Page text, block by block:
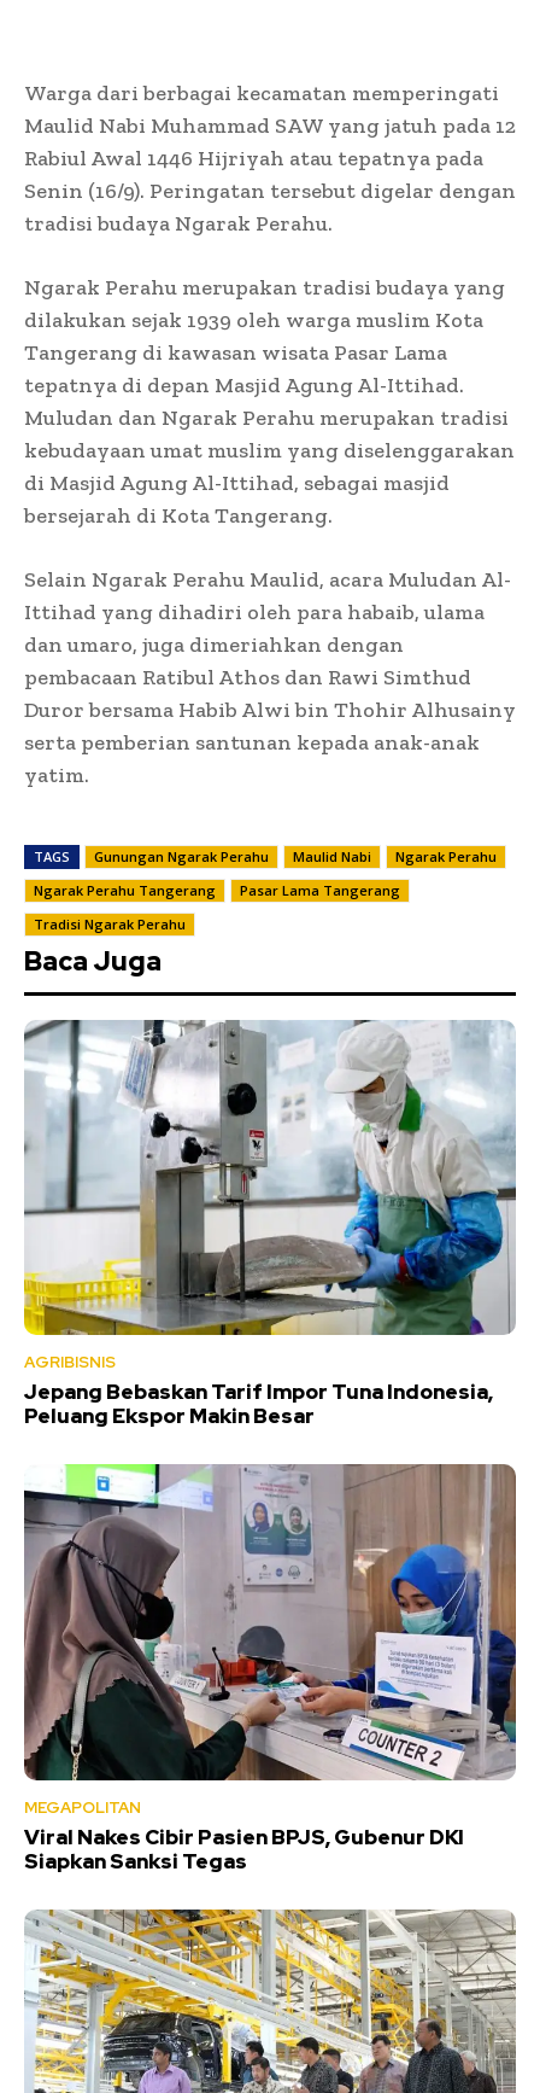
Warga dari berbagai kecamatan memperingati
Maulid Nabi Muhammad SAW yang jatuh pada 12
Rabiul Awal 1446 Hijriyah atau tepatnya pada
Senin (16/9). Peringatan tersebut digelar dengan
tradisi budaya Ngarak Perahu.
Ngarak Perahu merupakan tradisi budaya yang
dilakukan sejak 1939 oleh warga muslim Kota
Tangerang di kawasan wisata Pasar Lama
tepatnya di depan Masjid Agung Al-Ittihad.
Muludan dan Ngarak Perahu merupakan tradisi
kebudayaan umat muslim yang diselenggarakan
di Masjid Agung Al-Ittihad, sebagai masjid
bersejarah di Kota Tangerang.
Selain Ngarak Perahu Maulid, acara Muludan Al-
Ittihad yang dihadiri oleh para habaib, ulama
dan umaro, juga dimeriahkan dengan
pembacaan Ratibul Athos dan Rawi Simthud
Duror bersama Habib Alwi bin Thohir Alhusainy
serta pemberian santunan kepada anak-anak
yatim.
TAGS Gunungan Ngarak Perahu Maulid Nabi
Ngarak Perahu
Ngarak Perahu Tangerang
Pasar Lama Tangerang
Tradisi Ngarak Perahu
Baca Juga
AGRIBISNIS
Jepang Bebaskan Tarif Impor Tuna Indonesia,
Peluang Ekspor Makin Besar
MEGAPOLITAN
Viral Nakes Cibir Pasien BPJS, Gubenur DKI
Siapkan Sanksi Tegas